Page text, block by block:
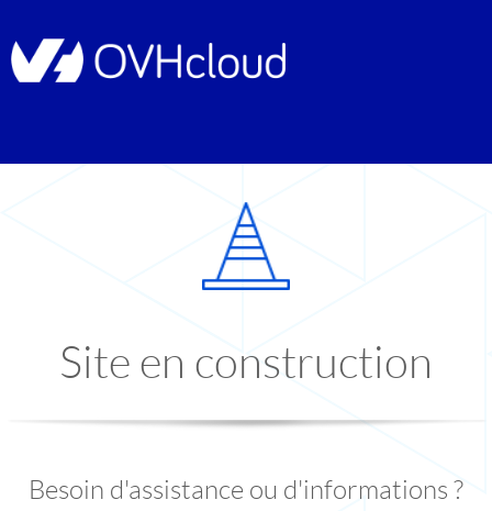
Site en construction
Besoin d'assistance ou d'informations ?